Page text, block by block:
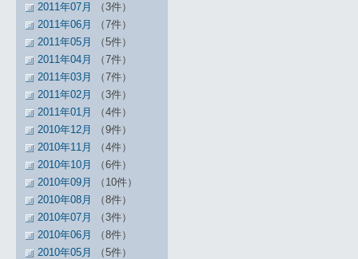
2011年07月
（3件）
2011年06月
（7件）
2011年05月
（5件）
2011年04月
（7件）
2011年03月
（7件）
2011年02月
（3件）
2011年01月
（4件）
2010年12月
（9件）
2010年11月
（4件）
2010年10月
（6件）
2010年09月
（10件）
2010年08月
（8件）
2010年07月
（3件）
2010年06月
（8件）
2010年05月
（5件）